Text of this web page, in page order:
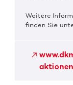
Weitere
finden Sie